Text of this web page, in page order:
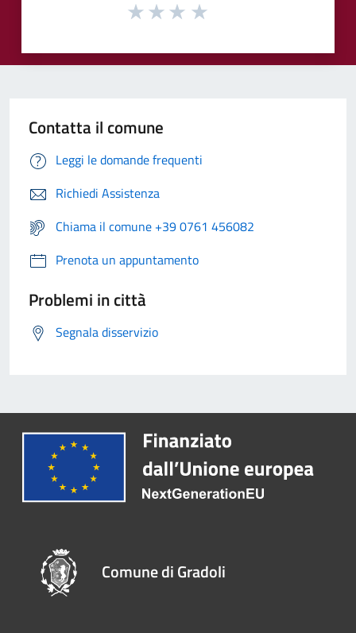
Contatta il comune
Leggi le domande frequenti
Richiedi Assistenza
Chiama il comune +39 0761 456082
Prenota un appuntamento
Problemi in città
Segnala disservizio
Comune di Gradoli